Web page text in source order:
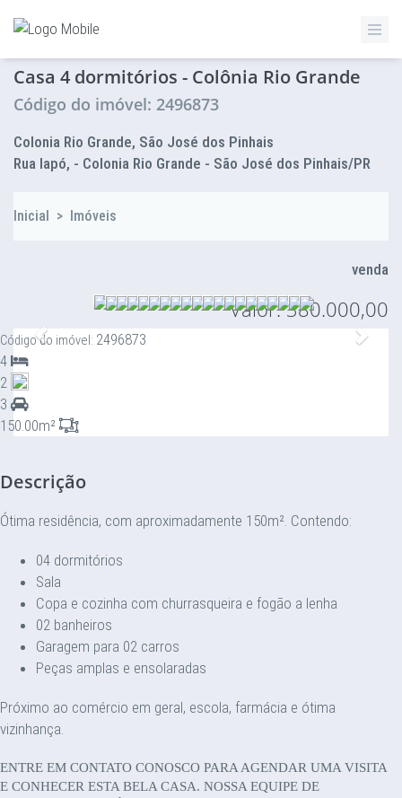
Casa 4 dormitórios - Colônia Rio Grande
Código do imóvel: 2496873
Colonia Rio Grande, São José dos Pinhais
Rua Iapó, - Colonia Rio Grande - São José dos Pinhais/PR
Inicial > Imóveis
venda
Valor: 380.000,00
Anterior
Código do imóvel: 2496873
4
2
3
150.00m²
Descrição
Ótima residência, com aproximadamente 150m². Contendo:
04 dormitórios
Sala
Copa e cozinha com churrasqueira e fogão a lenha
02 banheiros
Garagem para 02 carros
Peças amplas e ensolaradas
Próximo ao comércio em geral, escola, farmácia e ótima
vizinhança.
ENTRE EM CONTATO CONOSCO PARA AGENDAR UMA VISITA
E CONHECER ESTA BELA CASA. NOSSA EQUIPE DE